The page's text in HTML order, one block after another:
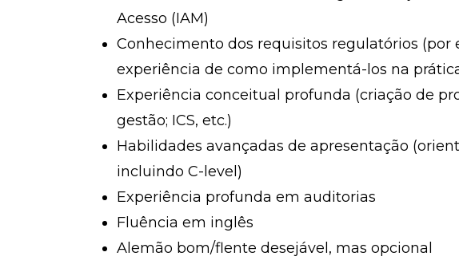
Acesso (IAM)
Conhecimento dos requisitos regulatórios (por
experiência de como implementá-los na
Experiência conceitual profunda (criação de
gestão; ICS, etc.)
Habilidades avançadas de apresentação
incluindo C-level)
Experiência profunda em auditorias
Fluência em inglês
Alemão bom/flente desejável, mas opcional